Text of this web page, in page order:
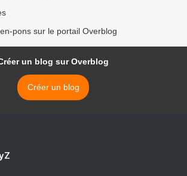
pons sur le portail Overblog
un blog sur Overblog
Créer un blog